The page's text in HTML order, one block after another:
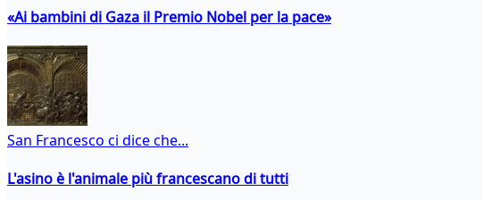
«Ai bambini di Gaza il Premio Nobel per la pace»
San Francesco ci dice che...
L'asino è l'animale più francescano di tutti